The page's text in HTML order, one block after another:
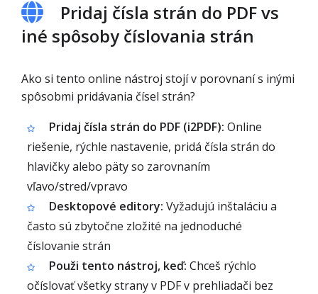
Pridaj čísla strán do PDF vs
iné spôsoby číslovania strán
Ako si tento online nástroj stojí v porovnaní s inými
spôsobmi pridávania čísel strán?
Pridaj čísla strán do PDF (i2PDF): Online
riešenie, rýchle nastavenie, pridá čísla strán do
hlavičky alebo päty so zarovnaním
vľavo/stred/vpravo
Desktopové editory: Vyžadujú inštaláciu a
často sú zbytočne zložité na jednoduché
číslovanie strán
Použi tento nástroj, keď: Chceš rýchlo
očíslovať všetky strany v PDF v prehliadači bez